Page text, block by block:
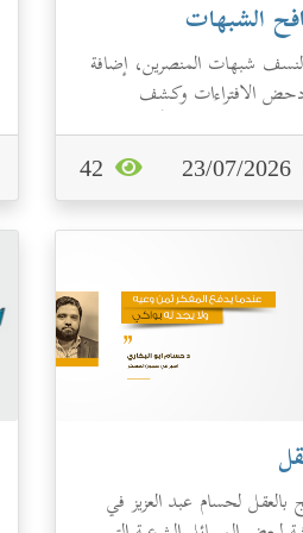
الشبهات
لنسف شبهات المنصرين، إضافة
الافتراءات وكشف
التي لا يتوقف أعداء
عن نشره...
بالعقل لحسام عبد العزيز في